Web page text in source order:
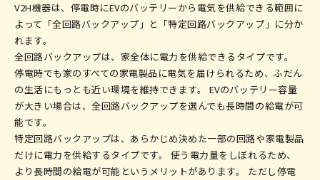
V2H機器は、停電時にEVのバッテリーから電気を供給できる範囲に
よって「全回路バックアップ」と「特定回路バックアップ」に分か
れます。
全回路バックアップは、家全体に電力を供給できるタイプです。
停電時でも家のすべての家電製品に電気を届けられるため、ふだん
の生活にもっとも近い環境を維持できます。 EVのバッテリー容量
が大きい場合は、全回路バックアップを選んでも長時間の給電が可
能です。
特定回路バックアップは、あらかじめ決めた一部の回路や家電製品
だけに電力を供給するタイプです。 使う電力量をしぼれるため、
より長時間の給電が可能というメリットがあります。 ただし停電